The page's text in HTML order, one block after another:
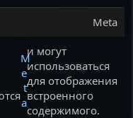
Meta
M
e
t
a
и могут
использоваться
для отображения
встроенного
содержимого.